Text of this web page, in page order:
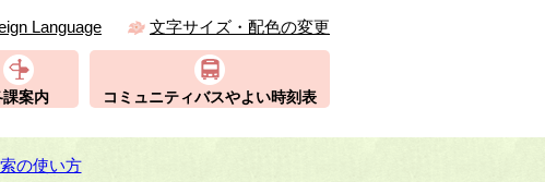
Language 文字サイズ・配色の変更
課案内 コミュニティバスやよい時刻表
の使い方